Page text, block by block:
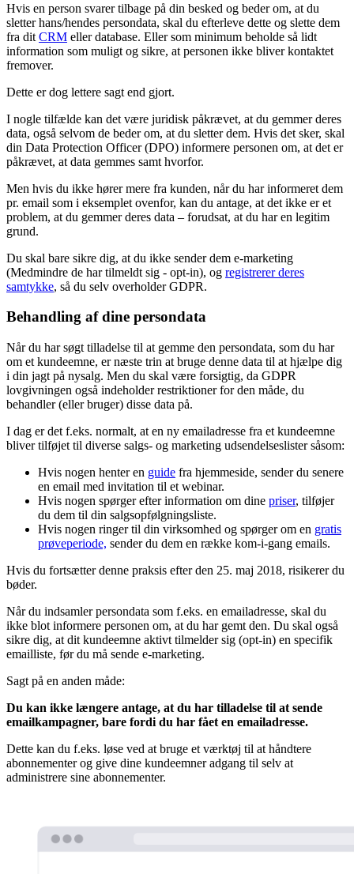
Hvis en person svarer tilbage på din besked og beder om, at du
sletter hans/hendes persondata, skal du efterleve dette og slette dem
fra dit CRM eller database. Eller som minimum beholde så lidt
information som muligt og sikre, at personen ikke bliver kontaktet
fremover.
Dette er dog lettere sagt end gjort.
I nogle tilfælde kan det være juridisk påkrævet, at du gemmer deres
data, også selvom de beder om, at du sletter dem. Hvis det sker, skal
din Data Protection Officer (DPO) informere personen om, at det er
påkrævet, at data gemmes samt hvorfor.
Men hvis du ikke hører mere fra kunden, når du har informeret dem
pr. email som i eksemplet ovenfor, kan du antage, at det ikke er et
problem, at du gemmer deres data – forudsat, at du har en legitim
grund.
Du skal bare sikre dig, at du ikke sender dem e-marketing
(Medmindre de har tilmeldt sig - opt-in), og registrerer deres
samtykke, så du selv overholder GDPR.
Behandling af dine persondata
Når du har søgt tilladelse til at gemme den persondata, som du har
om et kundeemne, er næste trin at bruge denne data til at hjælpe dig
i din jagt på nysalg. Men du skal være forsigtig, da GDPR
lovgivningen også indeholder restriktioner for den måde, du
behandler (eller bruger) disse data på.
I dag er det f.eks. normalt, at en ny emailadresse fra et kundeemne
bliver tilføjet til diverse salgs- og marketing udsendelseslister såsom:
Hvis nogen henter en guide fra hjemmeside, sender du senere
en email med invitation til et webinar.
Hvis nogen spørger efter information om dine priser, tilføjer
du dem til din salgsopfølgningsliste.
Hvis nogen ringer til din virksomhed og spørger om en gratis
prøveperiode, sender du dem en række kom-i-gang emails.
Hvis du fortsætter denne praksis efter den 25. maj 2018, risikerer du
bøder.
Når du indsamler persondata som f.eks. en emailadresse, skal du
ikke blot informere personen om, at du har gemt den. Du skal også
sikre dig, at dit kundeemne aktivt tilmelder sig (opt-in) en specifik
emailliste, før du må sende e-marketing.
Sagt på en anden måde:
Du kan ikke længere antage, at du har tilladelse til at sende
emailkampagner, bare fordi du har fået en emailadresse.
Dette kan du f.eks. løse ved at bruge et værktøj til at håndtere
abonnementer og give dine kundeemner adgang til selv at
administrere sine abonnementer.